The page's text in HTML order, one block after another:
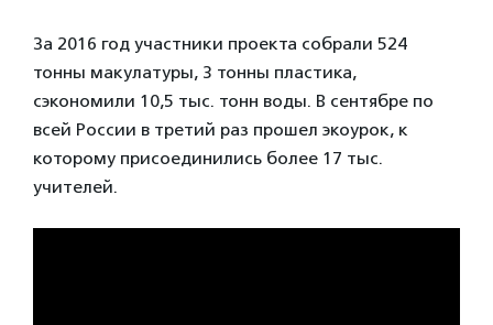
За 2016 год участники проекта собрали 524
тонны макулатуры, 3 тонны пластика,
сэкономили 10,5 тыс. тонн воды. В сентябре по
всей России в третий раз прошел экоурок, к
которому присоединились более 17 тыс.
учителей.